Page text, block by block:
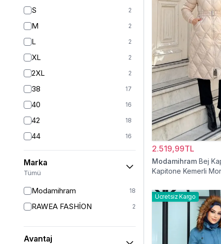
S 2
M 2
L 2
XL 2
2XL 2
38 17
40 16
42 18
44 16
46 18
48 18
Marka
Tümü
Modamihram 18
RAWEA FASHİON 2
Avantaj
2.519,99TL
Modamihram Bej
Kapitone Kemerli
Ücretsiz Kargo